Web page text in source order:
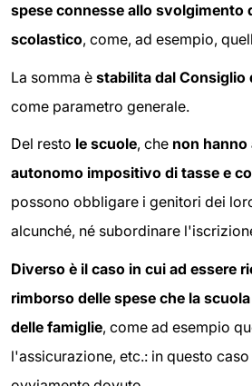
spese connesse allo svolgimento
scolastico, come, ad esempio,
La somma è stabilita dal
come parametro generale.
Del resto le scuole, che non hanno
autonomo impositivo di tasse e
possono obbligare i genitori dei
alcunché, né subordinare
Diverso è il caso in cui ad essere
rimborso delle spese che la
delle famiglie, come ad esempio
l'assicurazione, etc.: in questo